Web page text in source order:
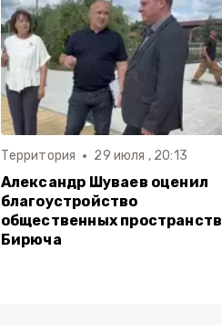
Территория 29 июля , 20:13
Александр Шуваев оценил
благоустройство
общественных пространств
Бирюча